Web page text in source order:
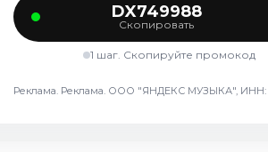
DX749988
Скопировать
1 шаг. Скопируйте промокод
Реклама. Реклама. ООО "ЯНДЕКС МУЗЫКА", ИНН: